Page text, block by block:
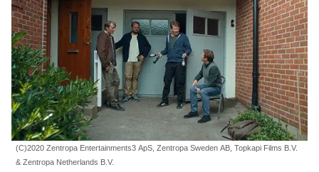
(C)2020 Zentropa Entertainments3 ApS, Zentropa Sweden AB, Topkapi Films B.V.
& Zentropa Netherlands B.V.